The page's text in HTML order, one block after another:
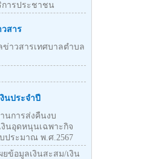
ารประชาชน
สาร
าวสารเทศบาลตำบล
นประจำปี
นการส่งคืนงบ
นอุดหนุนเฉพาะกิจ
ประมาณ พ.ศ.2567
ยข้อมูลเงินสะสม/เงิน